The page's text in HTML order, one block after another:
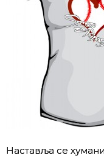
Наставља се